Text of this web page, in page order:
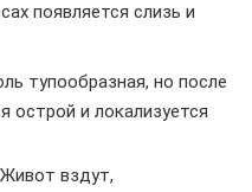
появляется слизь и
тупообразная, но после
острой и локализуется
вздут,